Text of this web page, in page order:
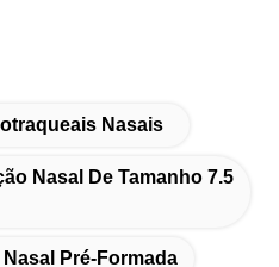
Nasais
Nasal De Tamanho 7.5
Pré-Formada